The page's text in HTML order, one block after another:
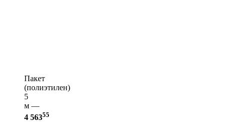
Пакет
(полиэтилен)
5
м —
4 56355